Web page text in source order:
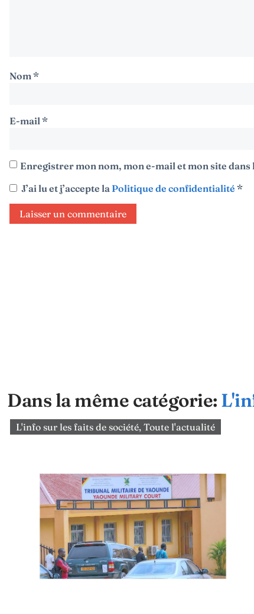
Nom *
E-mail *
Enregistrer mon nom, mon e-mail et mon site
J’ai lu et j’accepte la Politique de confidentialité *
Dans la même catégorie:
L'info sur les faits de société, Toute l'actualité